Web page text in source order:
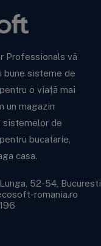
Professionals vă
bune sisteme de
o viață mai
un magazin
sistemelor de
bucatarie,
casa.
52-54, Bucuresti
romania.ro